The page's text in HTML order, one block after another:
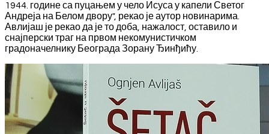
1944. године са пуцањем у чело Исуса у капели Светог
Андреја на Белом двору", рекао је аутор новинарима.
Авлијаш је рекао да је то доба, нажалост, оставило и
снајперски траг на првом некомунистичком
градоначелнику Београда Зорану Ђинђићу.